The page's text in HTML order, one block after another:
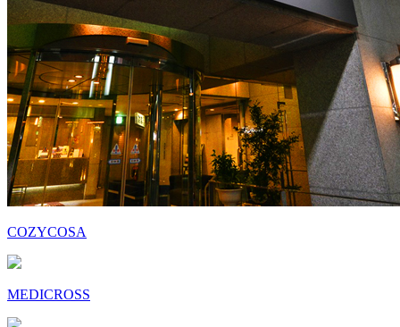
COZYCOSA
MEDICROSS